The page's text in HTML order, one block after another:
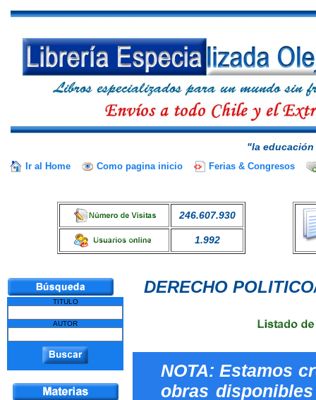
"la
Ir al Home Como pagina inicio Ferias & Congresos
246.607.930
1.992
TITULO
AUTOR
DERECHO
NOTA: Estamos
obras